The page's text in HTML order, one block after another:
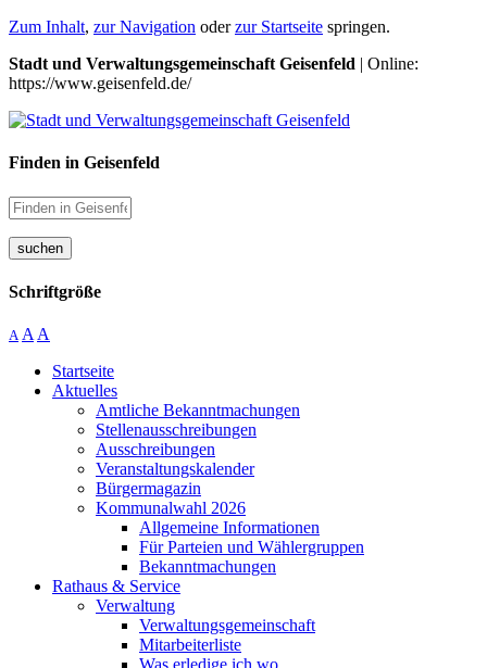
Zum Inhalt, zur Navigation oderzur Startseite springen.
Stadt und Verwaltungsgemeinschaft Geisenfeld | Online:
https://www.geisenfeld.de/
Finden in Geisenfeld
suchen
Schriftgröße
A A A
Startseite
Aktuelles
Amtliche Bekanntmachungen
Stellenausschreibungen
Ausschreibungen
Veranstaltungskalender
Bürgermagazin
Kommunalwahl 2026
Allgemeine Informationen
Für Parteien und Wählergruppen
Bekanntmachungen
Rathaus & Service
Verwaltung
Verwaltungsgemeinschaft
Mitarbeiterliste
Was erledige ich wo